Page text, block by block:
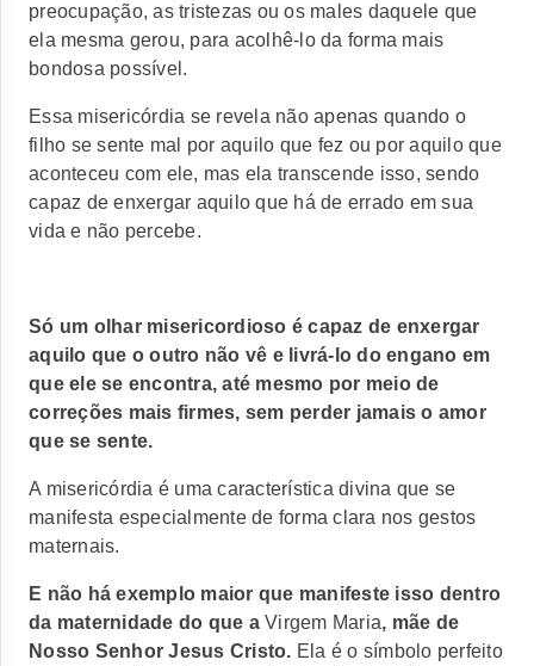
preocupação, as tristezas ou os males daquele que
ela mesma gerou, para acolhê-lo da forma mais
bondosa possível.
Essa misericórdia se revela não apenas quando o
filho se sente mal por aquilo que fez ou por aquilo que
aconteceu com ele, mas ela transcende isso, sendo
capaz de enxergar aquilo que há de errado em sua
vida e não percebe.
Só um olhar misericordioso é capaz de enxergar
aquilo que o outro não vê e livrá-lo do engano em
que ele se encontra, até mesmo por meio de
correções mais firmes, sem perder jamais o amor
que se sente.
A misericórdia é uma característica divina que se
manifesta especialmente de forma clara nos gestos
maternais.
E não há exemplo maior que manifeste isso dentro
da maternidade do que a Virgem Maria, mãe de
Nosso Senhor Jesus Cristo. Ela é o símbolo perfeito